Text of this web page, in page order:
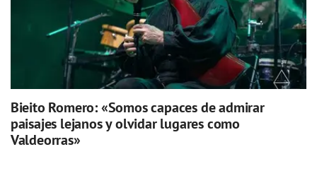
Bieito Romero: «Somos capaces de admirar
paisajes lejanos y olvidar lugares como
Valdeorras»